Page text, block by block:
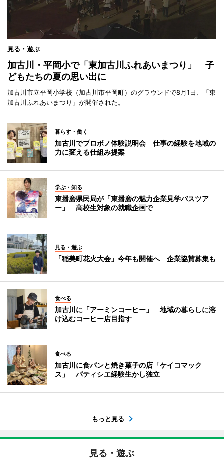
見る・遊ぶ
加古川・平岡小で「東加古川ふれあいまつり」 子
どもたちの夏の思い出に
加古川市立平岡小学校（加古川市平岡町）のグラウンドで8月1日、「東
加古川ふれあいまつり」が開催された。
暮らす・働く
加古川でプロボノ体験説明会 仕事の経験を地域の
力に変える仕組み提案
学ぶ・知る
東播磨県民局が「東播磨の魅力企業見学バスツア
ー」 高校生対象の就職企画で
見る・遊ぶ
「稲美町花火大会」今年も開催へ 企業協賛募集も
食べる
加古川に「アーミンコーヒー」 地域の暮らしに溶
け込むコーヒー店目指す
食べる
加古川に食パンと焼き菓子の店「ケイコマック
ス」 パティシエ経験生かし独立
もっと見る
見る・遊ぶ